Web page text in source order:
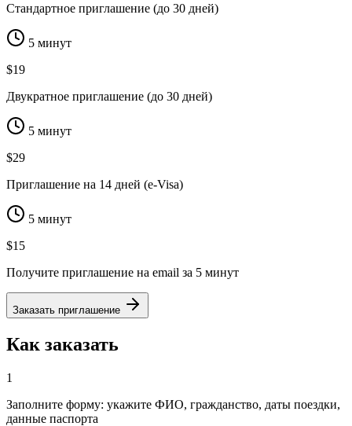
Стандартное приглашение (до 30 дней)
5 минут
$19
Двукратное приглашение (до 30 дней)
5 минут
$29
Приглашение на 14 дней (e-Visa)
5 минут
$15
Получите приглашение на email за 5 минут
Заказать приглашение
Как заказать
1
Заполните форму: укажите ФИО, гражданство, даты поездки,
данные паспорта